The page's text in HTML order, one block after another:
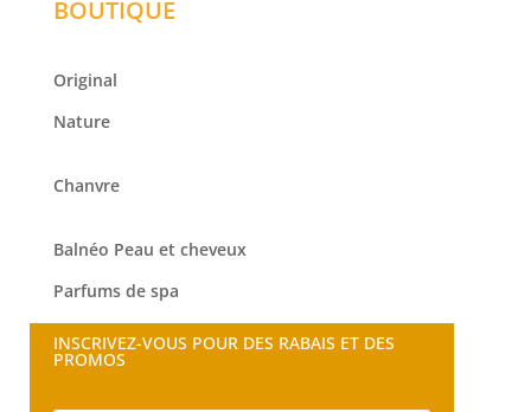
BOUTIQUE
Original
Nature
Chanvre
Balnéo Peau et cheveux
Parfums de spa
INSCRIVEZ-VOUS POUR DES RABAIS ET DES
PROMOS